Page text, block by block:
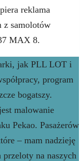
reklama
z samolotów
MAX 8.
jak PLL LOT i
program
bogatszy.
malowanie
Pekao. Pasażerów
– mam nadzieję
na naszych